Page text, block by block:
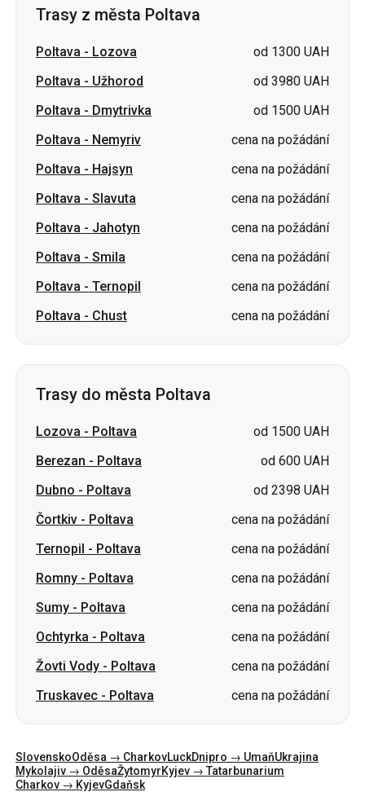
Trasy z města Poltava
Poltava - Lozova
od 1300 UAH
Poltava - Užhorod
od 3980 UAH
Poltava - Dmytrivka
od 1500 UAH
Poltava - Nemyriv
cena na požádání
Poltava - Hajsyn
cena na požádání
Poltava - Slavuta
cena na požádání
Poltava - Jahotyn
cena na požádání
Poltava - Smila
cena na požádání
Poltava - Ternopil
cena na požádání
Poltava - Chust cena na požádání
Trasy do města Poltava
Lozova - Poltava
od 1500 UAH
Berezan - Poltava
od 600 UAH
Dubno - Poltava
od 2398 UAH
Čortkiv - Poltava
cena na požádání
Ternopil - Poltava
cena na požádání
Romny - Poltava
cena na požádání
Sumy - Poltava
cena na požádání
Ochtyrka - Poltava
cena na požádání
Žovti Vody - Poltava
cena na požádání
Truskavec - Poltava cena na požádání
SlovenskoOděsa → CharkovLuckDnipro → UmaňUkrajina
Mykolajiv → OděsaŽytomyrKyjev → Tatarbunarium
Charkov → KyjevGdaňsk